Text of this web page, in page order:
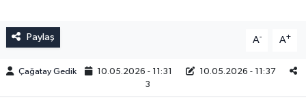
Paylaş A- A+
Çağatay Gedik 10.05.2026 - 11:31
10.05.2026 - 11:37
3